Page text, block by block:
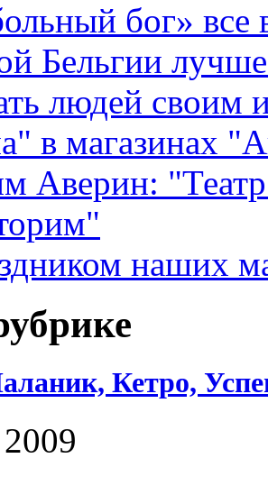
бог» все
Бельгии
людей своим
в магазинах
Аверин:
наших
Кетро,